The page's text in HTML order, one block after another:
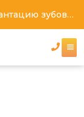
Получите уникальную скидку на имплантацию зубов под ключ